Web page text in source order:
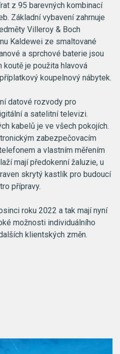
z 95 barevných kombinací
Základní vybavení zahrnuje
Villeroy & Boch
Kaldewei ze smaltované
a sprchové baterie jsou
je použita hlavová
koupelnový nábytek.
datové rozvody pro
a satelitní televizi.
kabelů je ve všech pokojích.
zabezpečovacím
a vlastním měřením
mají předokenní žaluzie, u
skrytý kastlík pro budoucí
přípravy.
roku 2022 a tak mají nyní
možnosti individuálního
klientských změn.